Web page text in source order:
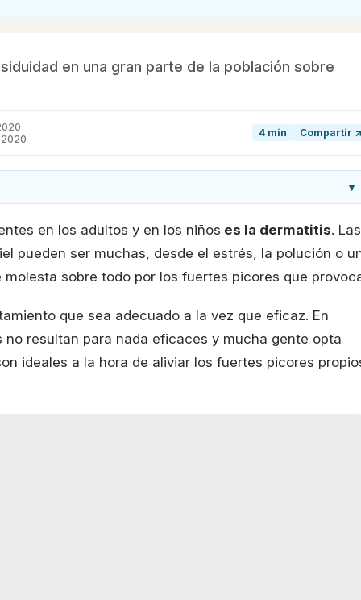
en una gran parte de la población sobre
4 min Compartir ↗
▾
en los adultos y en los niños es la dermatitis. Las
pueden ser muchas, desde el estrés, la polución o
sobre todo por los fuertes picores que
que sea adecuado a la vez que eficaz. En
resultan para nada eficaces y mucha gente opta
ideales a la hora de aliviar los fuertes picores